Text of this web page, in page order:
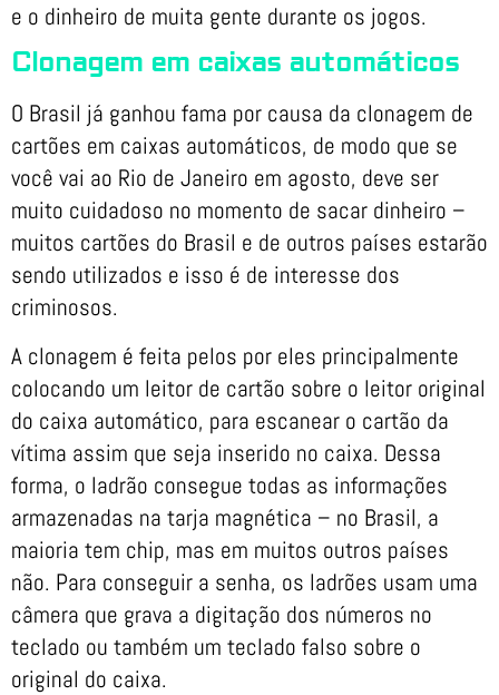
e o dinheiro de muita gente durante os jogos.
Clonagem em caixas automáticos
O Brasil já ganhou fama por causa da clonagem de
cartões em caixas automáticos, de modo que se
você vai ao Rio de Janeiro em agosto, deve ser
muito cuidadoso no momento de sacar dinheiro –
muitos cartões do Brasil e de outros países estarão
sendo utilizados e isso é de interesse dos
criminosos.
A clonagem é feita pelos por eles principalmente
colocando um leitor de cartão sobre o leitor original
do caixa automático, para escanear o cartão da
vítima assim que seja inserido no caixa. Dessa
forma, o ladrão consegue todas as informações
armazenadas na tarja magnética – no Brasil, a
maioria tem chip, mas em muitos outros países
não. Para conseguir a senha, os ladrões usam uma
câmera que grava a digitação dos números no
teclado ou também um teclado falso sobre o
original do caixa.